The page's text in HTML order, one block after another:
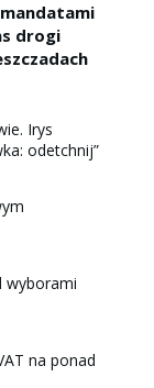
drogi
Irys
odetchnij”
wyborami
na ponad